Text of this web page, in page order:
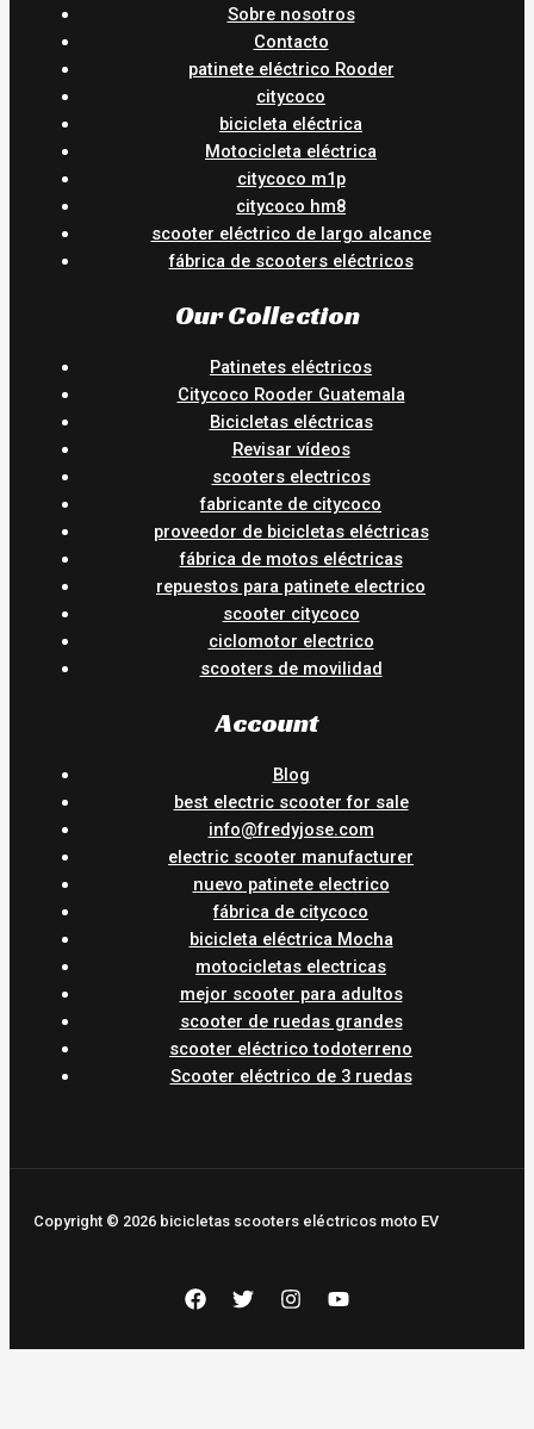
Sobre nosotros
Contacto
patinete eléctrico Rooder
citycoco
bicicleta eléctrica
Motocicleta eléctrica
citycoco m1p
citycoco hm8
scooter eléctrico de largo alcance
fábrica de scooters eléctricos
Our Collection
Patinetes eléctricos
Citycoco Rooder Guatemala
Bicicletas eléctricas
Revisar vídeos
scooters electricos
fabricante de citycoco
proveedor de bicicletas eléctricas
fábrica de motos eléctricas
repuestos para patinete electrico
scooter citycoco
ciclomotor electrico
scooters de movilidad
Account
Blog
best electric scooter for sale
info@fredyjose.com
electric scooter manufacturer
nuevo patinete electrico
fábrica de citycoco
bicicleta eléctrica Mocha
motocicletas electricas
mejor scooter para adultos
scooter de ruedas grandes
scooter eléctrico todoterreno
Scooter eléctrico de 3 ruedas
Copyright © 2026 bicicletas scooters eléctricos moto EV